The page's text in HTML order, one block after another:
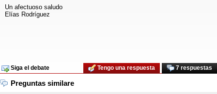
Un afectuoso saludo
Elías Rodríguez
Siga el debate 7 respuestas
Tengo una respuesta
Preguntas similare